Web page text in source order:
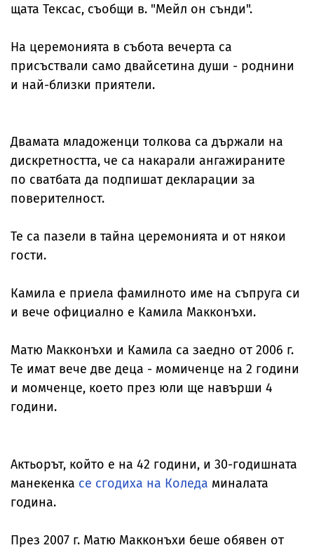
щата Тексас, съобщи в. "Мейл он сънди".
На церемонията в събота вечерта са
присъствали само двайсетина души - роднини
и най-близки приятели.
Двамата младоженци толкова са държали на
дискретността, че са накарали ангажираните
по сватбата да подпишат декларации за
поверителност.
Те са пазели в тайна церемонията и от някои
гости.
Камила е приела фамилното име на съпруга си
и вече официално е Камила Макконъхи.
Матю Макконъхи и Камила са заедно от 2006 г.
Те имат вече две деца - момиченце на 2 години
и момченце, което през юли ще навърши 4
години.
Актьорът, който е на 42 години, и 30-годишната
манекенка се сгодиха на Коледа миналата
година.
През 2007 г. Матю Макконъхи беше обявен от